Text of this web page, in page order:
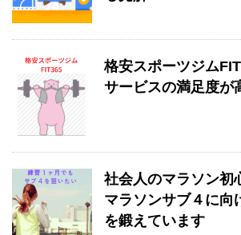
格安スポーツジム
サービスの満足度が
社会人のマラソン初
マラソンサブ４に向
を鍛えています